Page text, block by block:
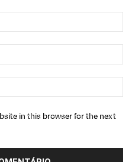
in this browser for the next